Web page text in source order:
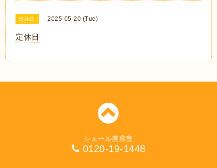
定休日 2025-05-20 (Tue)
定休日
シェール美容室
0120-19-1448